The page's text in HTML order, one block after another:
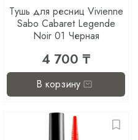
Тушь для ресниц Vivienne
Sabo Cabaret Legende
Noir 01 Черная
4 700 ₸
В корзину